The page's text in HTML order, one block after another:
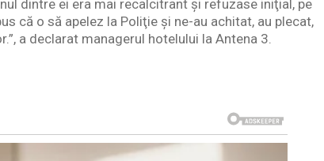
dintre ei era mai recalcitrant şi refuzase iniţial, pe
că o să apelez la Poliţie şi ne-au achitat, au plecat,
a declarat managerul hotelului la Antena 3.